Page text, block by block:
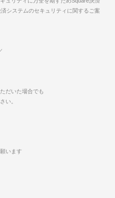
システムのセキュリティに関するご案
だいた場合でも
い。
います